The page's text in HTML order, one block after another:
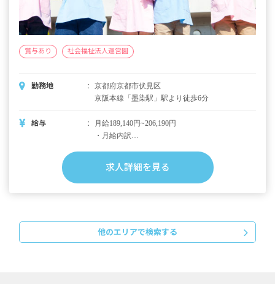
賞与あり 社会福祉法人運営園
勤務地
京都府京都市伏見区
京阪本線「墨染駅」駅より徒歩6分
給与
月給189,140円~206,190円
・月給内訳
・定期的に支給される手当
業務手当
扶養手当（※）、住居手当（※）、中堅職員
級手当（※）
求人詳細を見る
他のエリアで検索する